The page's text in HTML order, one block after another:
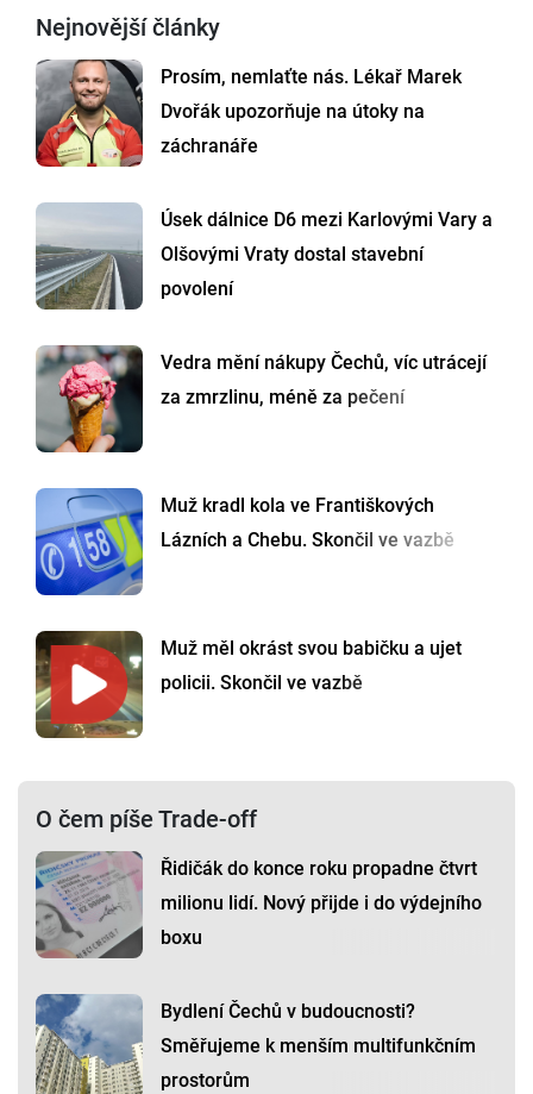
Nejnovější články
Prosím, nemlaťte nás. Lékař Marek
Dvořák upozorňuje na útoky na
záchranáře
Úsek dálnice D6 mezi Karlovými Vary a
Olšovými Vraty dostal stavební
povolení
Vedra mění nákupy Čechů, víc utrácejí
za zmrzlinu, méně za pečení
Muž kradl kola ve Františkových
Lázních a Chebu. Skončil ve vazbě
Muž měl okrást svou babičku a ujet
policii. Skončil ve vazbě
O čem píše Trade-off
Řidičák do konce roku propadne čtvrt
milionu lidí. Nový přijde i do výdejního
boxu
Bydlení Čechů v budoucnosti?
Směřujeme k menším multifunkčním
prostorům